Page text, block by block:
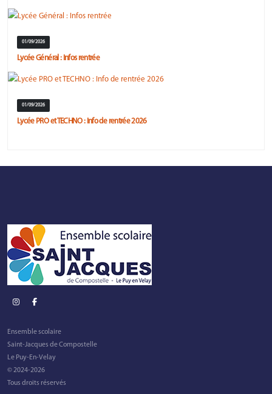
01/09/2026
Lycée Général : Infos rentrée
01/09/2026
Lycée PRO et TECHNO : Info de rentrée 2026
Ensemble scolaire
Saint-Jacques de Compostelle
Le Puy-En-Velay
© 2024-2026
Tous droits réservés